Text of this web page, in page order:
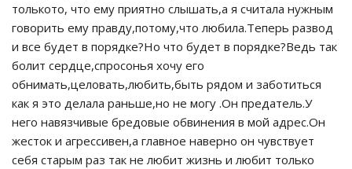
толькото, что ему приятно слышать,а я считала нужным
говорить ему правду,потому,что любила.Теперь развод
и все будет в порядке?Но что будет в порядке?Ведь так
болит сердце,спросонья хочу его
обнимать,целовать,любить,быть рядом и заботиться
как я это делала раньше,но не могу .Он предатель.У
него навязчивые бредовые обвинения в мой адрес.Он
жесток и агрессивен,а главное наверно он чувствует
себя старым раз так не любит жизнь и любит только